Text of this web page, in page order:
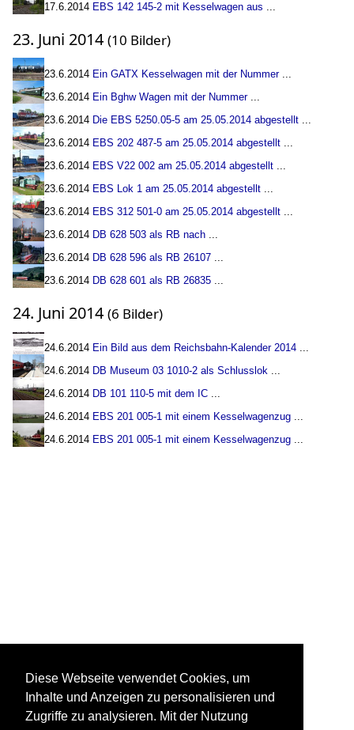
17.6.2014 EBS 142 145-2 mit Kesselwagen aus ...
23. Juni 2014 (10 Bilder)
23.6.2014 Ein GATX Kesselwagen mit der Nummer...
23.6.2014 Ein Bghw Wagen mit der Nummer...
23.6.2014 Die EBS 5250.05-5 am 25.05.2014 abgestellt ...
23.6.2014 EBS 202 487-5 am 25.05.2014 abgestellt ...
23.6.2014 EBS V22 002 am 25.05.2014 abgestellt ...
23.6.2014 EBS Lok 1 am 25.05.2014 abgestellt ...
23.6.2014 EBS 312 501-0 am 25.05.2014 abgestellt ...
23.6.2014 DB 628 503 als RB nach ...
23.6.2014 DB 628 596 als RB 26107 ...
23.6.2014 DB 628 601 als RB 26835 ...
24. Juni 2014 (6 Bilder)
24.6.2014 Ein Bild aus dem Reichsbahn-Kalender 2014 ...
24.6.2014 DB Museum 03 1010-2 als Schlusslok ...
24.6.2014 DB 101 110-5 mit dem IC ...
24.6.2014 EBS 201 005-1 mit einem Kesselwagenzug ...
24.6.2014 EBS 201 005-1 mit einem Kesselwagenzug ...
Diese Webseite verwendet Cookies, um
Inhalte und Anzeigen zu personalisieren und
Zugriffe zu analysieren. Mit der Nutzung